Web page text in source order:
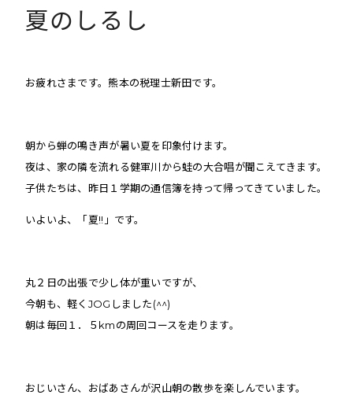
夏のしるし
お疲れさまです。熊本の税理士新田です。
朝から蝉の鳴き声が暑い夏を印象付けます。
夜は、家の隣を流れる健軍川から蛙の大合唱が聞こえてきます。
子供たちは、昨日１学期の通信簿を持って帰ってきていました。
いよいよ、「夏!!」です。
丸２日の出張で少し体が重いですが、
今朝も、軽くJOGしました(^^)
朝は毎回１．５kmの周回コースを走ります。
おじいさん、おばあさんが沢山朝の散歩を楽しんでいます。